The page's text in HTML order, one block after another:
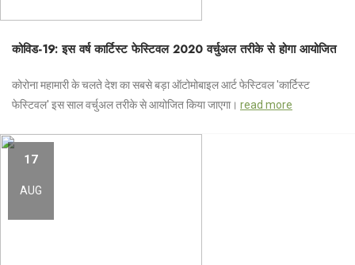
कोविड-19: इस वर्ष कार्टिस्ट फेस्टिवल 2020 वर्चुअल तरीके से होगा आयोजित
कोरोना महामारी के चलते देश का सबसे बड़ा ऑटोमोबाइल आर्ट फेस्टिवल 'कार्टिस्ट
फेस्टिवल' इस साल वर्चुअल तरीके से आयोजित किया जाएगा। read more
17
AUG